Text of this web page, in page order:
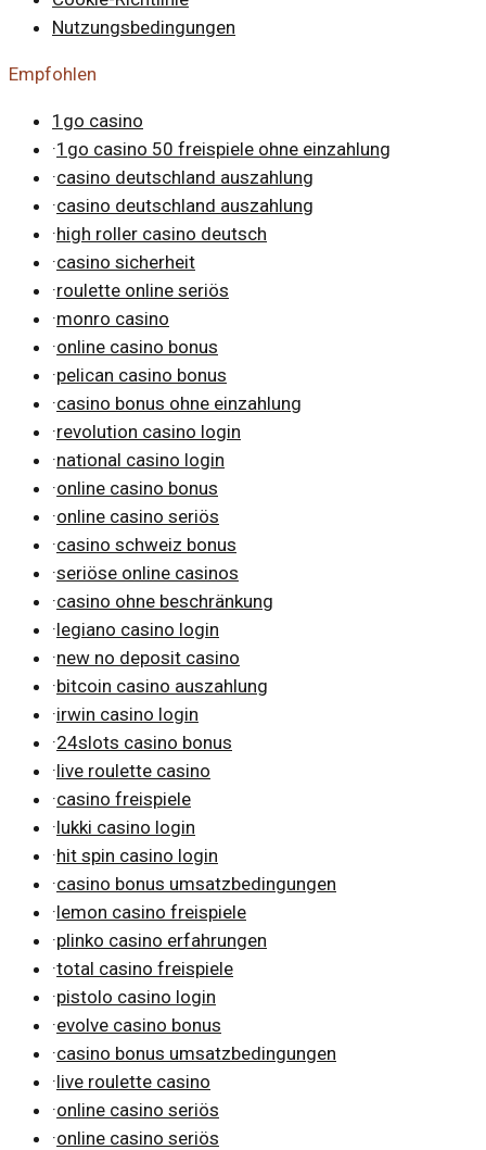
Nutzungsbedingungen
Empfohlen
1go casino
·1go casino 50 freispiele ohne einzahlung
·casino deutschland auszahlung
·casino deutschland auszahlung
·high roller casino deutsch
·casino sicherheit
·roulette online seriös
·monro casino
·online casino bonus
·pelican casino bonus
·casino bonus ohne einzahlung
·revolution casino login
·national casino login
·online casino bonus
·online casino seriös
·casino schweiz bonus
·seriöse online casinos
·casino ohne beschränkung
·legiano casino login
·new no deposit casino
·bitcoin casino auszahlung
·irwin casino login
·24slots casino bonus
·live roulette casino
·casino freispiele
·lukki casino login
·hit spin casino login
·casino bonus umsatzbedingungen
·lemon casino freispiele
·plinko casino erfahrungen
·total casino freispiele
·pistolo casino login
·evolve casino bonus
·casino bonus umsatzbedingungen
·live roulette casino
·online casino seriös
·online casino seriös